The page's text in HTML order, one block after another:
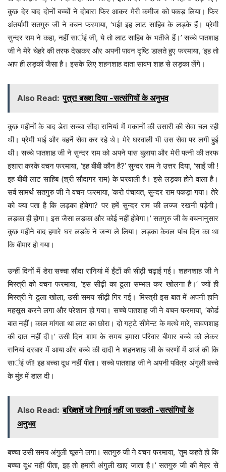
कुछ देर बाद दोनों बच्चों ने दोबारा फिर आकर मेरी कमीज को पकड़ लिया। फिर
अंतर्यामी सतगुरु जी ने वचन फरमाया, ‘भई! इह लाट साहिब के लड़के हैं। प्रेमी
सुन्दर राम ने कहा, नहीं सार्इं जी, ये तो लाट साहिब के भतीजे हैं।’ सच्चे पातशाह
जी ने मेरे चेहरे की तरफ देखकर और अपनी पावन दृष्टि डालते हुए फरमाया, ‘इह तो
आप ही लड़कों जैसा है। इसके लिए शहनशाह दाता सावण शाह से लड़का लेंगे।
Also Read: पुत्र! बख्श दिया -सत्संगियों के अनुभव
कुछ महीनों के बाद डेरा सच्चा सौदा रानियां में मकानों की उसारी की सेवा चल रही
थी। प्रेमी भाई और बहनें सेवा कर रहे थे। मेरे घरवाली भी उस सेवा पर लगी हुई
थी। सच्चे पातशाह जी ने सुन्दर राम को अपने पास बुलाया और मेरी पत्नी की तरफ
इशारा करके वचन फरमाया, ‘इह बीबी कौन है?’ सुन्दर राम ने उत्तर दिया, ‘साईं जी !
इह बीबी लाट साहिब (श्री सौदागर राम) के घरवाली है। इसे लड़का होने वाला है।
सर्व सामर्थ सतगुरु जी ने वचन फरमाया, ‘करो पंचायत, सुन्दर राम पकड़ा गया। तेरे
को क्या पता है कि लड़का होवेगा? पर हमें सुन्दर राम की लज्ज रखनी पड़ेगी।
लड़का ही होगा। इस जैसा लड़का और कोई नहीं होवेगा।’ सतगुरु जी के वचनानुसार
कुछ महीने बाद हमारे घर लड़के ने जन्म ले लिया। लड़का केवल पांच दिन का था
कि बीमार हो गया।
उन्हीं दिनों में डेरा सच्चा सौदा रानियां में ईंटों की सीढ़ी चढ़ाई गई। शहनशाह जी ने
मिस्त्री को वचन फरमाया, ‘इस सीढ़ी का ढूला सम्भल कर खोलना है।’ ज्यों ही
मिस्त्री ने ढूला खोला, उसी समय सीढ़ी गिर गई। मिस्त्री इस बात में अपनी हानि
महसूस करने लगा और परेशान हो गया। सच्चे पातशाह जी ने वचन फरमाया, ‘कोर्ड
बात नहीं। काल मांगता था लाट का छोरा। दो गट्टे सीमेन्ट के मत्थे मारे, सावणशाह
की दात नहीं दी।’ उसी दिन शाम के समय हमारा परिवार बीमार बच्चे को लेकर
रानियां दरबार में आया और बच्चे की दादी ने शहनशाह जी के चरणों में अर्ज की कि
सार्इं जी! इह बच्चा दूध नहीं पीता। सच्चे पातशाह जी ने अपनी पवित्र अंगुली बच्चे
के मुंह में डाल दी।
Also Read: बख्शिशें जो गिनाई नहीं जा सकती -सत्संगियों के
अनुभव
बच्चा उसी समय अंगुली चूसने लगा। सतगुरु जी ने वचन फरमाया, ‘तुम कहते हो कि
बच्चा दूध नहीं पीता, इह तो हमारी अंगुली खाए जाता है।’ सतगुरु जी की मेहर से